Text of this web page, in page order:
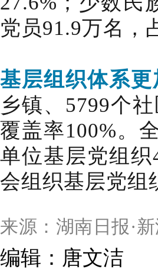
党员91.9万名，
基层组织体系更
乡镇、5799个
覆盖率100%。
单位基层党组
会组织基层党组
来源：湖南日报·
编辑：唐文洁